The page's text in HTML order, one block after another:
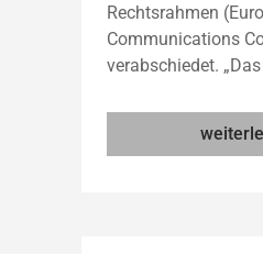
Rechtsrahmen
Communications
verabschiedet.